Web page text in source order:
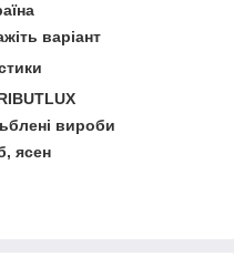
варіант
вироби
ясен